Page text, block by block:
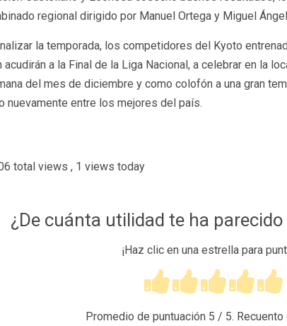
regional dirigido por Manuel Ortega y Miguel
la temporada, los competidores del Kyoto
acudirán a la Final de la Liga Nacional, a celebrar en la
del mes de diciembre y como colofón a una gran
nuevamente entre los mejores del país.
total views , 1 views today
¿De cuánta utilidad te ha
¡Haz clic en una estrella para
Promedio de puntuación 5 / 5. Recuento